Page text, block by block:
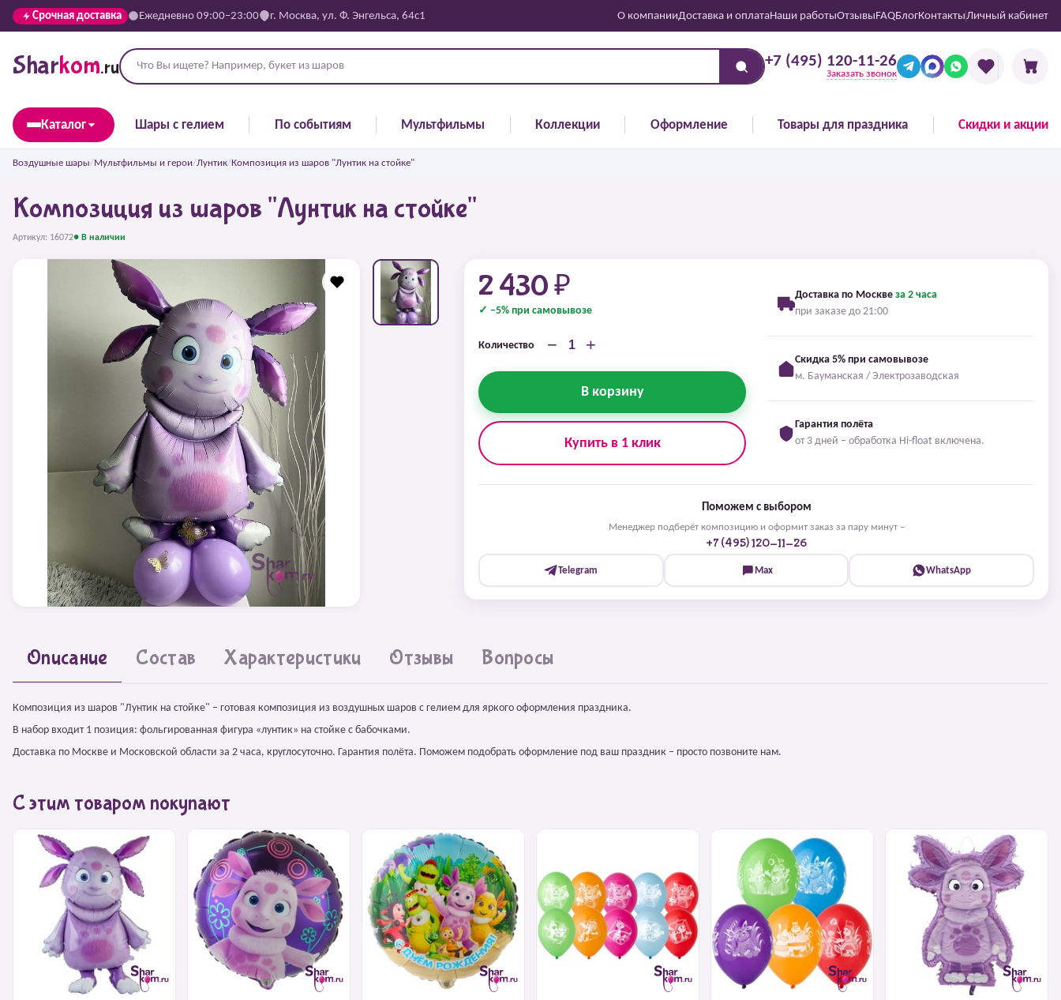
Срочная доставка Ежедневно 09:00–23:00 г. Москва, ул. Ф. Энгельса, 64с1 О компанииДоставка и оплатаНаши работыОтзывыFAQБлогКонтактыЛичный кабинет
Sharkom.ru +7 (495) 120-11-26
Заказать звонок
Каталог Шары с гелием По событиям Мультфильмы Коллекции Оформление Товары для праздника Скидки и акции
Воздушные шары/Мультфильмы и герои/Лунтик/Композиция из шаров "Лунтик на стойке"
Композиция из шаров "Лунтик на стойке"
Артикул: 16072● В наличии
2 430 ₽
✓ −5% при самовывозе
Количество − +
В корзину
Купить в 1 клик
Доставка по Москве за 2 часа
при заказе до 21:00
Скидка 5% при самовывозе
м. Бауманская / Электрозаводская
Гарантия полёта
от 3 дней – обработка Hi-float включена.
Поможем с выбором
Менеджер подберёт композицию и оформит заказ за пару минут –
+7 (495) 120-11-26
Telegram Max WhatsApp
Описание Состав Характеристики Отзывы Вопросы
Композиция из шаров "Лунтик на стойке" – готовая композиция из воздушных шаров с гелием для яркого оформления праздника.
В набор входит 1 позиция: фольгированная фигура «лунтик» на стойке с бабочками.
Доставка по Москве и Московской области за 2 часа, круглосуточно. Гарантия полёта. Поможем подобрать оформление под ваш праздник – просто позвоните нам.
С этим товаром покупают